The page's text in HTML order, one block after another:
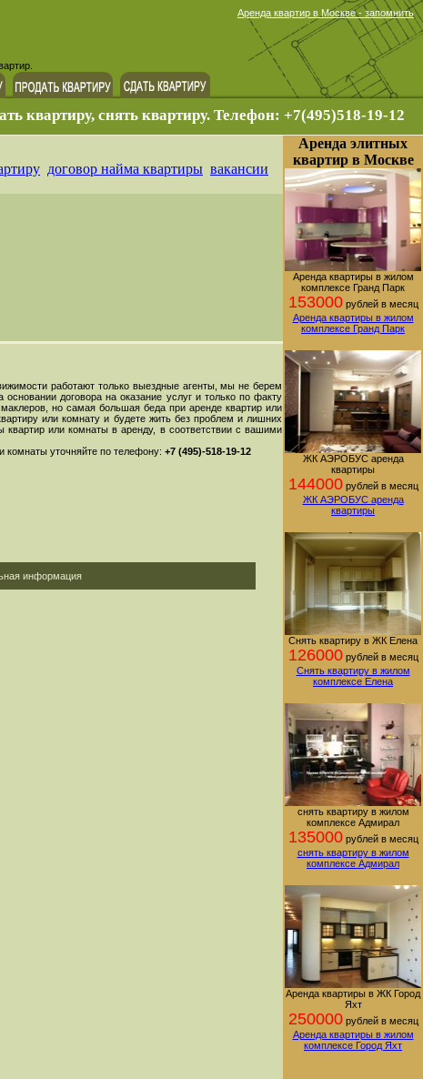
Аренда квартир в Москве - запомнить
квартиру, снять квартиру. Телефон: +7(495)518-19-12
договор найма квартиры вакансии
работают только выездные агенты, мы не берем
договора на оказание услуг и только по факту
но самая большая беда при аренде квартир или
или комнату и будете жить без проблем и лишних
или комнаты в аренду, в соответствии с вашими
комнаты уточняйте по телефону: +7 (495)-518-19-12
информация
Аренда элитных
квартир в Москве
Аренда квартиры в жилом
комплексе Гранд Парк
153000рублей в месяц
Аренда квартиры в жилом
комплексе Гранд Парк
ЖК АЭРОБУС аренда
квартиры
144000рублей в месяц
ЖК АЭРОБУС аренда
квартиры
Снять квартиру в ЖК Елена
126000рублей в месяц
Снять квартиру в жилом
комплексе Елена
снять квартиру в жилом
комплексе Адмирал
135000рублей в месяц
снять квартиру в жилом
комплексе Адмирал
Аренда квартиры в ЖК Город
Яхт
250000рублей в месяц
Аренда квартиры в жилом
комплексе Город Яхт